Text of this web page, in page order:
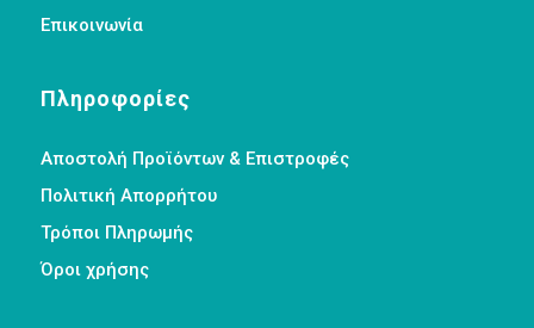
Επικοινωνία
Πληροφορίες
Αποστολή Προϊόντων & Επιστροφές
Πολιτική Απορρήτου
Τρόποι Πληρωμής
Όροι χρήσης